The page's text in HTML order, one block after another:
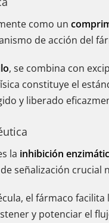
como un
de acción del
, se combina con
constituye el
y liberado
la inhibición
señalización
el fármaco facilita
y potenciar el